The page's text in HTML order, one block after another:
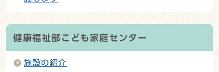
健康福祉部こども家庭センター
施設の紹介